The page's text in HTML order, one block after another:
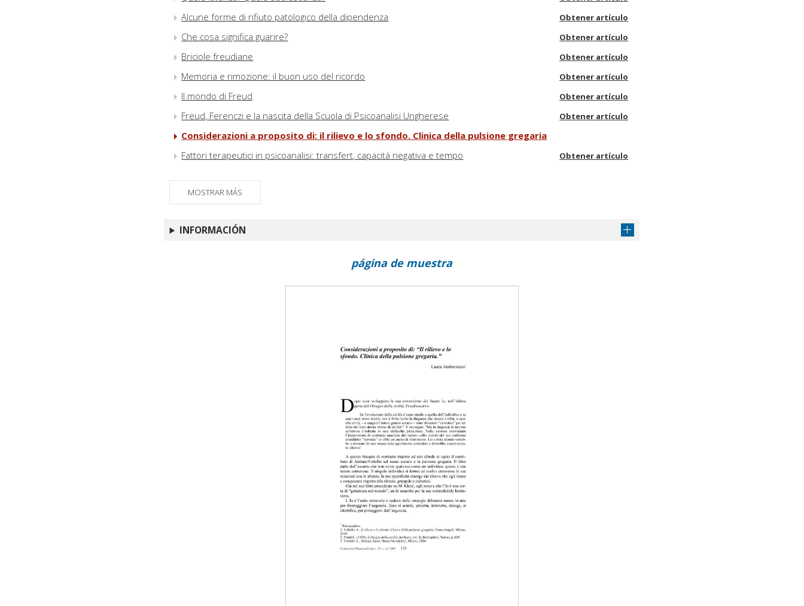
Alcune forme di rifiuto patologico della dipendenza Obtener artículo
Che cosa significa guarire? Obtener artículo
Briciole freudiane Obtener artículo
Memoria e rimozione: il buon uso del ricordo Obtener artículo
Il mondo di Freud Obtener artículo
Freud, Ferenczi e la nascita della Scuola di Psicoanalisi Ungherese Obtener artículo
Considerazioni a proposito di: il rilievo e lo sfondo. Clinica della pulsione gregaria
Fattori terapeutici in psicoanalisi: transfert, capacità negativa e tempo
Obtener artículo
MOSTRAR MÁS
INFORMACIÓN
página de muestra